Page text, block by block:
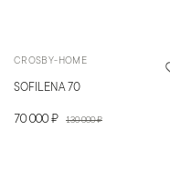
CROSBY-HOME
SOFILENA 70
70 000 ₽ 130 000 ₽